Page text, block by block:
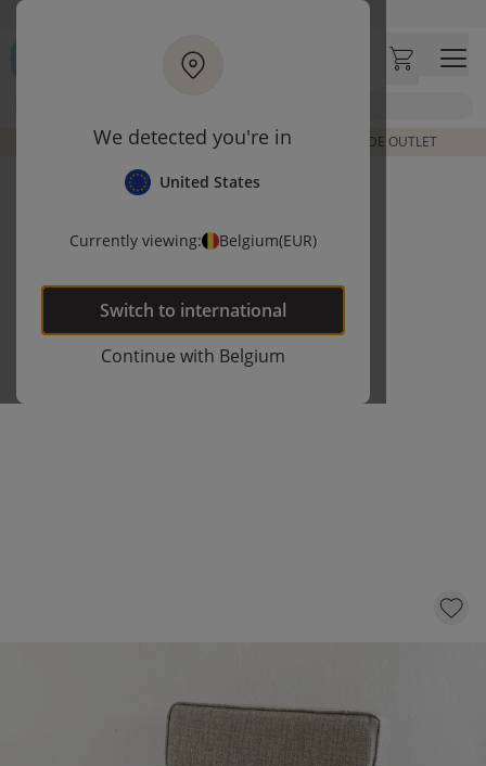
We detected you're in
United States
Currently viewing: Belgium(EUR)
Switch to international
Continue with Belgium
Ga naar hoofdinhoud
Klantbeoordelingen
DE LAATSTE ITEMS UIT VORIGE COLLECTIES | SHOP DE OUTLET